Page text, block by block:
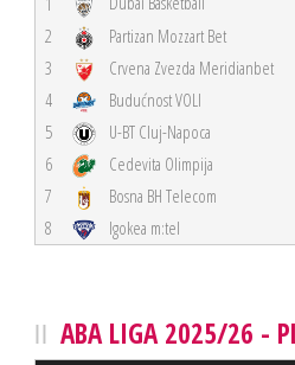
2
Partizan Mozzart Bet
3
Crvena Zvezda Meridianbet
4
Budućnost VOLI
5
U-BT Cluj-Napoca
6
Cedevita Olimpija
7
Bosna BH Telecom
8
Igokea m:tel
ABA LIGA 2025/26 -